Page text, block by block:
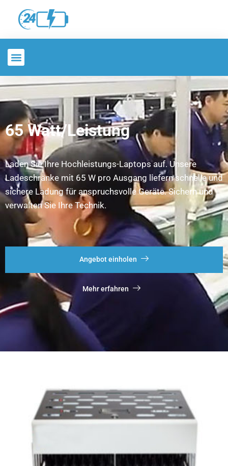
65 Watt/Leistung
Laden Sie Ihre Hochleistungs-Laptops auf. Unsere
Ladeschränke mit 65 W pro Ausgang liefern schnelle und
sichere Ladung für anspruchsvolle Geräte. Sichern und
verwalten Sie Ihre Technik.
Angebot einholen
Mehr erfahren